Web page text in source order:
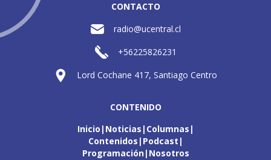
CONTACTO
radio@ucentral.cl
+56225826231
Lord Cochane 417, Santiago Centro
CONTENIDO
Inicio Noticias Columnas
Contenidos Podcast
Programación Nosotros